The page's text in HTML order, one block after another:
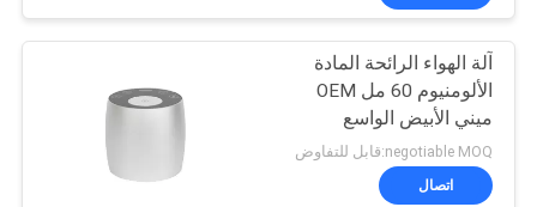
آلة الهواء الرائحة المادة
الألومنيوم 60 مل OEM
ميني الأبيض الواسع
negotiable MOQ:قابل للتفاوض
اتصال